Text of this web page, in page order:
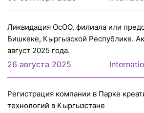
Ликвидация ОсОО, филиала или
Бишкеке, Кыргызской Республике.
август 2025 года.
26 августа 2025
Регистрация компании в Парке
технологий в Кыргызстане